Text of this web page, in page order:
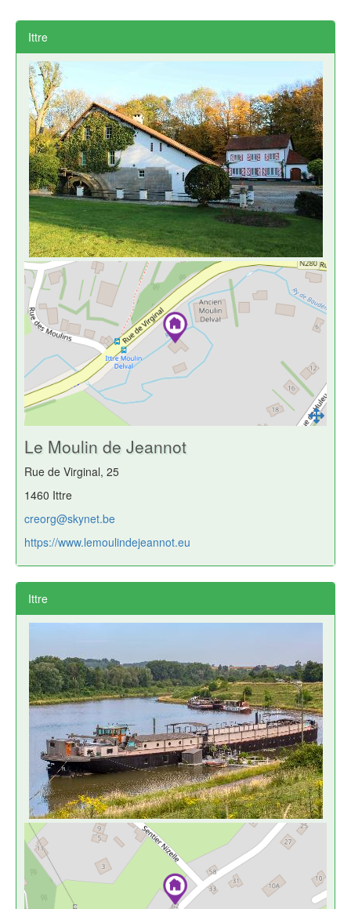
Ittre
Le Moulin de Jeannot
Rue de Virginal, 25
1460 Ittre
creorg@skynet.be
https://www.lemoulindejeannot.eu
Ittre